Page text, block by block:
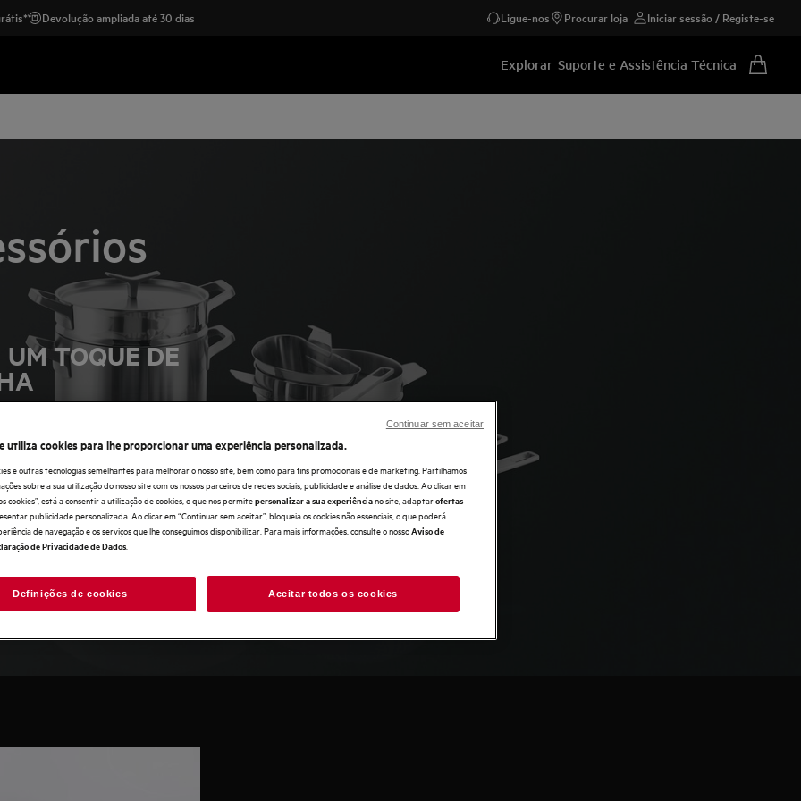
Devolução ampliada até 30 dias Ligue-nos Procurar loja Iniciar sessão / Registe-se
Explorar Suporte e Assistência Técnica
TOQUE DE
para desfrutar de uma
do nosso guia de compras
AEG, recomendados pelos
a produtos de limpeza de
utiliza cookies para lhe proporcionar uma experiência personalizada.
e outras tecnologias semelhantes para melhorar o nosso site, bem como para fins promocionais e de marketing. Partilhamos
sobre a sua utilização do nosso site com os nossos parceiros de redes sociais, publicidade e análise de dados. Ao clicar em
cookies”, está a consentir a utilização de cookies, o que nos permitepersonalizar a sua experiênciano site, adaptarofertas
publicidade personalizada. Ao clicar em “Continuar sem aceitar”, bloqueia os cookies não essenciais, o que poderá
de navegação e os serviços que lhe conseguimos disponibilizar. Para mais informações, consulte o nossoAviso de
de Privacidade de Dados
Definições de cookies Aceitar todos os cookies
Continuar sem aceitar